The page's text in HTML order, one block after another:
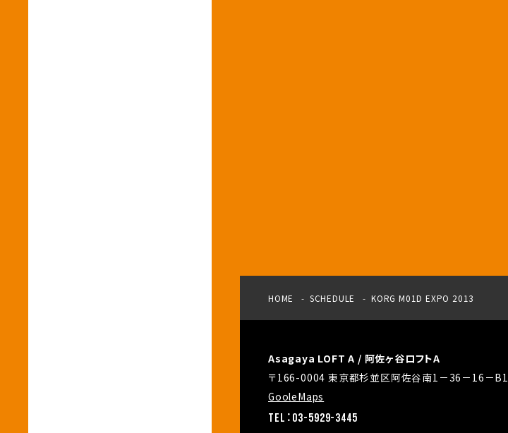
HOME SCHEDULE KORG M01D EXPO 2013
Asagaya LOFT A / 阿佐ヶ谷ロフトA
〒166-0004 東京都杉並区阿佐谷南1－36－16－B1
GooleMaps
TEL：03-5929-3445